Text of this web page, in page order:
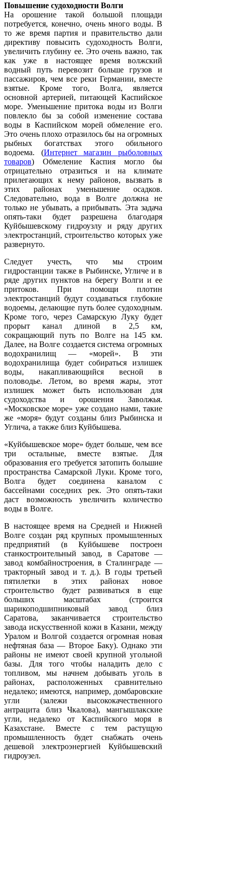
Повышение судоходности Волги
На орошение такой большой площади
потребуется, конечно, очень много воды. В
то же время партия и правительство дали
директиву повысить судоходность Волги,
увеличить глубину ее. Это очень важно, так
как уже в настоящее время волжский
водный путь перевозит больше грузов и
пассажиров, чем все реки Германии, вместе
взятые. Кроме того, Волга, является
основной артерией, питающей Каспийское
море. Уменьшение притока воды из Волги
повлекло бы за собой изменение состава
воды в Каспийском морей обмеление его.
Это очень плохо отразилось бы на огромных
рыбных богатствах этого обильного
водоема. (Интернет магазин рыболовных
товаров) Обмеление Каспия могло бы
отрицательно отразиться и на климате
прилегающих к нему районов, вызвать в
этих районах уменьшение осадков.
Следовательно, вода в Волге должна не
только не убывать, а прибывать. Эта задача
опять-таки будет разрешена благодаря
Куйбышевскому гидроузлу и ряду других
электростанций, строительство которых уже
развернуто.
Следует учесть, что мы строим
гидростанции также в Рыбинске, Угличе и в
ряде других пунктов на берегу Волги и ее
притоков. При помощи плотин
электростанций будут создаваться глубокие
водоемы, делающие путь более судоходным.
Кроме того, через Самарскую Луку будет
прорыт канал длиной в 2,5 км,
сокращающий путь по Волге на 145 км.
Далее, на Волге создается система огромных
водохранилищ — «морей». В эти
водохранилища будет собираться излишек
воды, накапливающийся весной в
половодье. Летом, во время жары, этот
излишек может быть использован для
судоходства и орошения Заволжья.
«Московское море» уже создано нами, такие
же «моря» будут созданы близ Рыбинска и
Углича, а также близ Куйбышева.
«Куйбышевское море» будет больше, чем все
три остальные, вместе взятые. Для
образования его требуется затопить большие
пространства Самарской Луки. Кроме того,
Волга будет соединена каналом с
бассейнами соседних рек. Это опять-таки
даст возможность увеличить количество
воды в Волге.
В настоящее время на Средней и Нижней
Волге создан ряд крупных промышленных
предприятий (в Куйбышеве построен
станкостроительный завод, в Саратове —
завод комбайностроения, в Сталинграде —
тракторный завод и т. д.). В годы третьей
пятилетки в этих районах новое
строительство будет развиваться в еще
больших масштабах (строится
шарикоподшипниковый завод близ
Саратова, заканчивается строительство
завода искусственной кожи в Казани, между
Уралом и Волгой создается огромная новая
нефтяная база — Второе Баку). Однако эти
районы не имеют своей крупной угольной
базы. Для того чтобы наладить дело с
топливом, мы начнем добывать уголь в
районах, расположенных сравнительно
недалеко; имеются, например, домбаровские
угли (залежи высококачественного
антрацита близ Чкалова), мангышлакские
угли, недалеко от Каспийского моря в
Казахстане. Вместе с тем растущую
промышленность будет снабжать очень
дешевой электроэнергией Куйбышевский
гидроузел.